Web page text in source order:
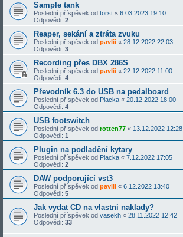
Sample tank
Poslední příspěvek od torst « 6.03.2023 19:10
Odpovědi: 2
Reaper, sekání a ztráta zvuku
Poslední příspěvek od pavlii « 28.12.2022 22:03
Odpovědi: 3
Recording přes DBX 286S
Poslední příspěvek od pavlii « 22.12.2022 11:00
Odpovědi: 4
Převodník 6.3 do USB na pedalboard
Poslední příspěvek od Placka « 20.12.2022 18:00
Odpovědi: 4
USB footswitch
Poslední příspěvek od rotten77 « 13.12.2022 12:28
Odpovědi: 1
Plugin na podladění kytary
Poslední příspěvek od Placka « 7.12.2022 17:05
Odpovědi: 2
DAW podporující vst3
Poslední příspěvek od pavlii « 6.12.2022 13:40
Odpovědi: 5
Jak vydat CD na vlastni naklady?
Poslední příspěvek od vasekh « 28.11.2022 12:42
Odpovědi: 33